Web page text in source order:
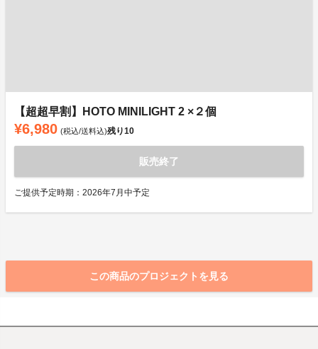
【超超早割】HOTO MINILIGHT 2 ×２個
¥6,980 (税込/送料込)残り10
販売終了
ご提供予定時期：2026年7月中予定
この商品のプロジェクトを見る